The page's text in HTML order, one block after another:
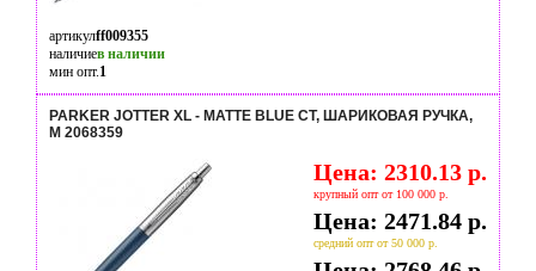
артикулff009355
наличиев наличии
мин опт.1
PARKER JOTTER XL - MATTE BLUE CT, ШАРИКОВАЯ РУЧКА,
M 2068359
Цена: 2310.13 р.
крупный опт от 100 000 р.
Цена: 2471.84 р.
средний опт от 50 000 р.